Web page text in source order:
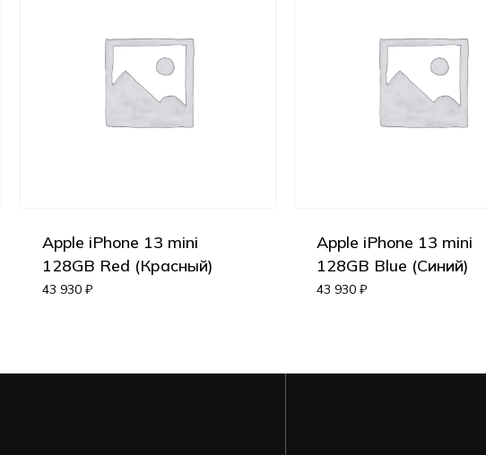
Apple iPhone 13 mini
128GB Red (Красный)
43 930 ₽
Apple iPhone 13 mini
128GB Blue (Синий)
43 930 ₽